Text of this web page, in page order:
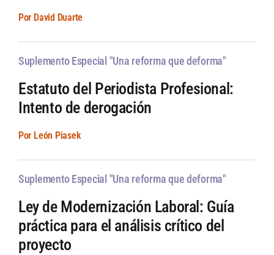
Por David Duarte
Suplemento Especial "Una reforma que deforma"
Estatuto del Periodista Profesional:
Intento de derogación
Por León Piasek
Suplemento Especial "Una reforma que deforma"
Ley de Modernización Laboral: Guía
práctica para el análisis crítico del
proyecto